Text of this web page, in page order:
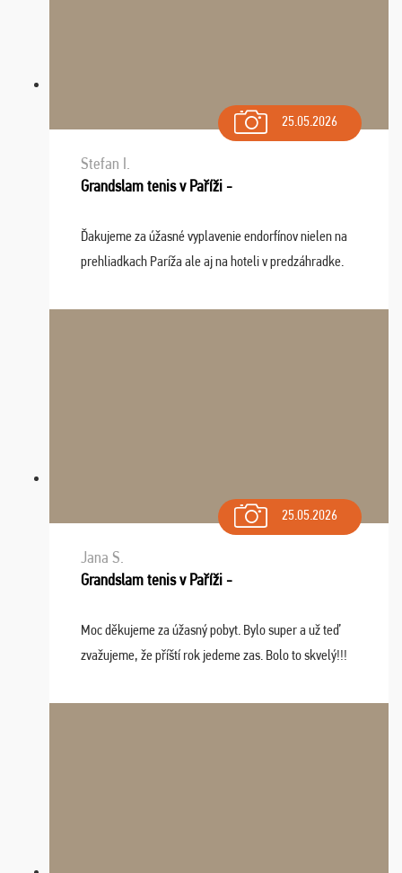
25.05.2026
Stefan I.
Grandslam tenis v Paříži -
Ďakujeme za úžasné vyplavenie endorfínov nielen na
prehliadkach Paríža ale aj na hoteli v predzáhradke.
spomínať a zväžujeme repete budúci rok : ...
25.05.2026
Jana S.
Grandslam tenis v Paříži -
Moc děkujeme za úžasný pobyt. Bylo super a už teď
zvažujeme, že příští rok jedeme zas. Bolo to skvelý!!!